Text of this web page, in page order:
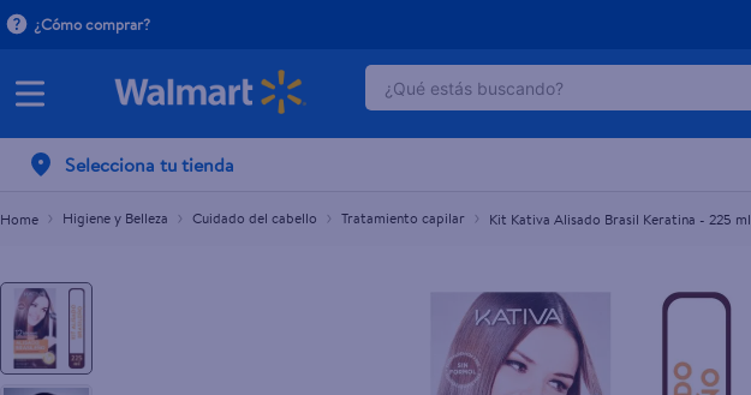
¿Cómo comprar?
¿Qué estás buscando?
Selecciona tu tienda
Higiene y Belleza Cuidado del cabello Tratamiento capilar Kit Kativa Alisado Brasil Keratina - 225 ml
Kit Kativa Alisado Brasil Keratina - 225 ml
TÉRMINOS MÁS BUSCADOS
2.
dove uv
huggies
pantene mascarilla
hellmanns